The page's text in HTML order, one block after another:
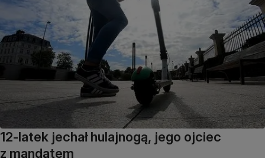
12-latek jechał hulajnogą, jego ojciec
z mandatem